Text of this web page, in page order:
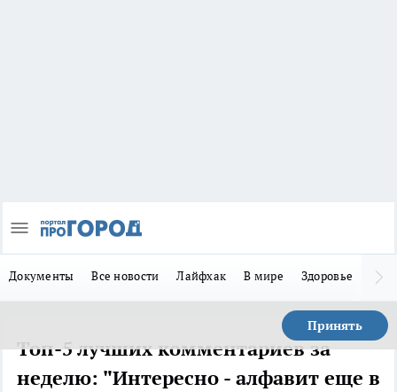
Документы Все новости Лайфхак В мире Здоровье
Принять
Топ-5 лучших комментариев за
неделю: "Интересно - алфавит еще в